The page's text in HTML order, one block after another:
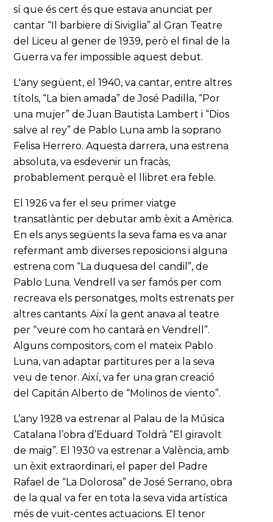
sí que és cert és que estava anunciat per
cantar “Il barbiere di Siviglia” al Gran Teatre
del Liceu al gener de 1939, però el final de la
Guerra va fer impossible aquest debut.
L'any següent, el 1940, va cantar, entre altres
títols, “La bien amada” de José Padilla, “Por
una mujer” de Juan Bautista Lambert i “Dios
salve al rey” de Pablo Luna amb la soprano
Felisa Herrero. Aquesta darrera, una estrena
absoluta, va esdevenir un fracàs,
probablement perquè el llibret era feble.
El 1926 va fer el seu primer viatge
transatlàntic per debutar amb èxit a Amèrica.
En els anys següents la seva fama es va anar
refermant amb diverses reposicions i alguna
estrena com “La duquesa del candil”, de
Pablo Luna. Vendrell va ser famós per com
recreava els personatges, molts estrenats per
altres cantants. Així la gent anava al teatre
per “veure com ho cantarà en Vendrell”.
Alguns compositors, com el mateix Pablo
Luna, van adaptar partitures per a la seva
veu de tenor. Així, va fer una gran creació
del Capitán Alberto de “Molinos de viento”.
L’any 1928 va estrenar al Palau de la Música
Catalana l’obra d’Eduard Toldrà “El giravolt
de maig”. El 1930 va estrenar a València, amb
un èxit extraordinari, el paper del Padre
Rafael de “La Dolorosa” de José Serrano, obra
de la qual va fer en tota la seva vida artística
més de vuit-centes actuacions. El tenor